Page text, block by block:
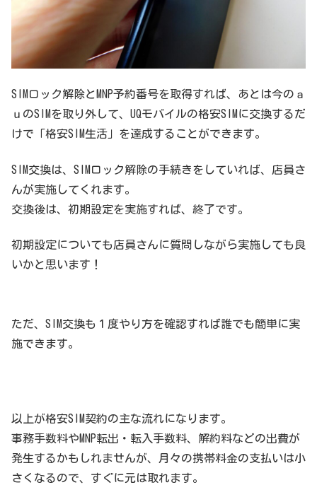
SIMロック解除とMNP予約番号を取得すれば、あとは今のａ
ｕのSIMを取り外して、UQモバイルの格安SIMに交換するだ
けで「格安SIM生活」を達成することができます。
SIM交換は、SIMロック解除の手続きをしていれば、店員さ
んが実施してくれます。
交換後は、初期設定を実施すれば、終了です。
初期設定についても店員さんに質問しながら実施しても良
いかと思います！
ただ、SIM交換も１度やり方を確認すれば誰でも簡単に実
施できます。
以上が格安SIM契約の主な流れになります。
事務手数料やMNP転出・転入手数料、解約料などの出費が
発生するかもしれませんが、月々の携帯料金の支払いは小
さくなるので、すぐに元は取れます。